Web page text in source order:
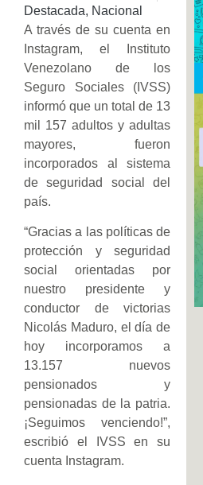
Destacada, Nacional
A través de su cuenta en
Instagram, el Instituto
Venezolano de los
Seguro Sociales (IVSS)
informó que un total de 13
mil 157 adultos y adultas
mayores, fueron
incorporados al sistema
de seguridad social del
país.
“Gracias a las políticas de
protección y seguridad
social orientadas por
nuestro presidente y
conductor de victorias
Nicolás Maduro, el día de
hoy incorporamos a
13.157 nuevos
pensionados y
pensionadas de la patria.
¡Seguimos venciendo!”,
escribió el IVSS en su
cuenta Instagram.